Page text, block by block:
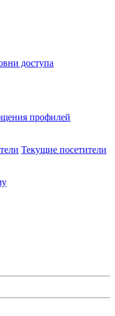
доступа
профилей
Текущие посетители